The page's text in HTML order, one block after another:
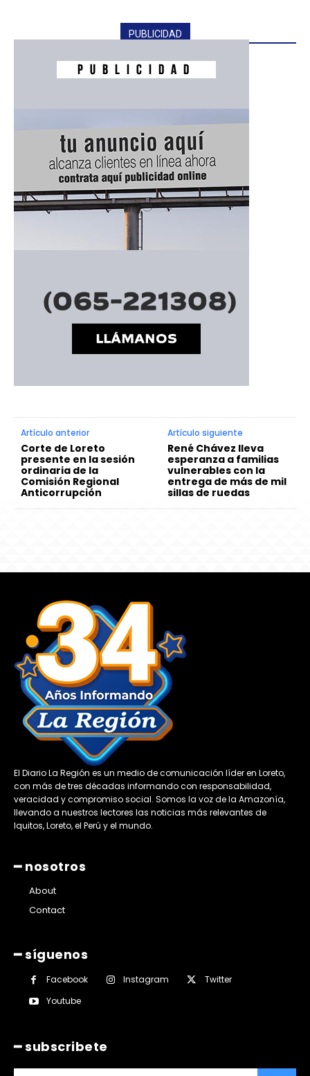
PUBLICIDAD
Artículo anterior
Corte de Loreto
presente en la sesión
ordinaria de la
Comisión Regional
Anticorrupción
Artículo siguiente
René Chávez lleva
esperanza a familias
vulnerables con la
entrega de más de mil
sillas de ruedas
El Diario La Región es un medio de comunicación líder en Loreto,
con más de tres décadas informando con responsabilidad,
veracidad y compromiso social. Somos la voz de la Amazonía,
llevando a nuestros lectores las noticias más relevantes de
Iquitos, Loreto, el Perú y el mundo.
━ nosotros
About
Contact
━ síguenos
Facebook Instagram
Twitter
Youtube
━ subscribete